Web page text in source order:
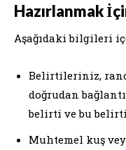
Hazırlanmak
Aşağıdaki bilgileri
Belirtileriniz,
doğrudan
belirti ve bu
Muhtemel kuş